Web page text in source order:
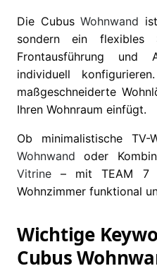
Die Cubus Wohnwand
sondern ein flexibles
Frontausführung und
individuell
maßgeschneiderte
Ihren Wohnraum einfügt.
Ob minimalistische TV-
Wohnwand oder
Vitrine – mit TEAM 7
Wohnzimmer funktional
Wichtige
Cubus